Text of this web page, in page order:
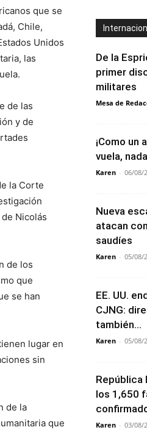
que se
Chile,
Unidos
las
de las
y de
la Corte
Nicolás
de los
que
se han
lugar en
sin
de la
que
De la
primer
militares
Mesa de
¡Como un
vuela,
Karen - 06/08/
Nueva
atacan
saudíes
Karen - 05/08/
EE. UU.
CJNG:
también...
Karen - 05/08/
República
los 1,650
Karen - 03/08/